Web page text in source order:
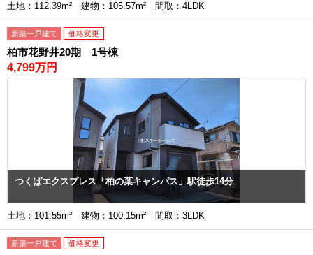
土地：112.39m² 建物：105.57m² 間取：4LDK
新築一戸建て 価格変更
柏市花野井20期 1号棟
4,799万円
つくばエクスプレス「柏の葉キャンパス」駅徒歩14分
土地：101.55m² 建物：100.15m² 間取：3LDK
新築一戸建て 価格変更